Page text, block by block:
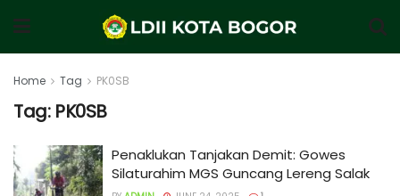
Home Tag PK0SB
Tag: PK0SB
Penaklukan Tanjakan Demit: Gowes
Silaturahim MGS Guncang Lereng Salak